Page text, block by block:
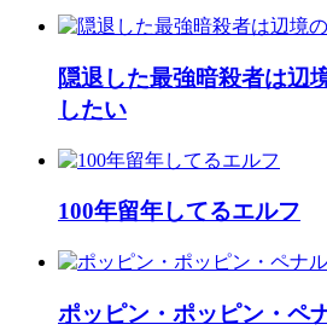
隠退した最強暗殺者は辺
したい
100年留年してるエルフ
ポッピン・ポッピン・ペ